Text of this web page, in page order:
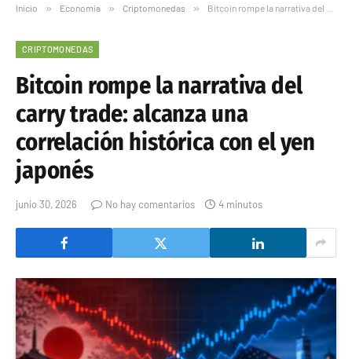
Inicio » Economía » Criptomonedas » Bitcoin rompe la narrativa del carry trade: alcanza una correlación histórica con el yen japonés
CRIPTOMONEDAS
Bitcoin rompe la narrativa del
carry trade: alcanza una
correlación histórica con el yen
japonés
junio 30, 2026 No hay comentarios 4 minutos